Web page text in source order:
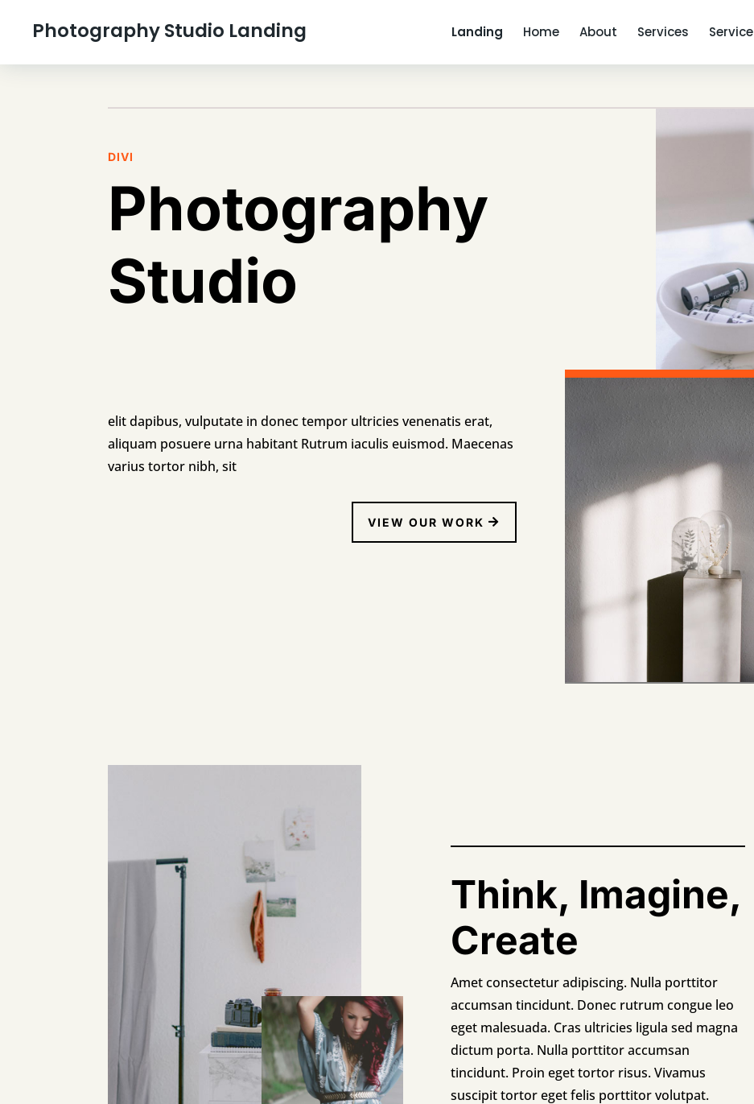
Photography Studio Landing Landing Home About Services Service
DIVI
Photography
Studio
elit dapibus, vulputate in donec tempor ultricies venenatis erat,
aliquam posuere urna habitant Rutrum iaculis euismod. Maecenas
varius tortor nibh, sit
VIEW OUR WORK
Think, Imagine,
Create
Amet consectetur adipiscing. Nulla porttitor
accumsan tincidunt. Donec rutrum congue leo
eget malesuada. Cras ultricies ligula sed magna
dictum porta. Nulla porttitor accumsan
tincidunt. Proin eget tortor risus. Vivamus
suscipit tortor eget felis porttitor volutpat.